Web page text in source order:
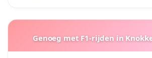
Genoeg met F1-rijden in